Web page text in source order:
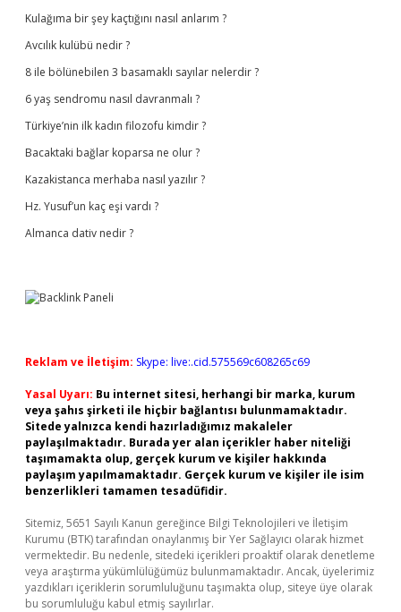
Kulağıma bir şey kaçtığını nasıl anlarım ?
Avcılık kulübü nedir ?
8 ile bölünebilen 3 basamaklı sayılar nelerdir ?
6 yaş sendromu nasıl davranmalı ?
Türkiye’nin ilk kadın filozofu kimdir ?
Bacaktaki bağlar koparsa ne olur ?
Kazakistanca merhaba nasıl yazılır ?
Hz. Yusuf’un kaç eşi vardı ?
Almanca dativ nedir ?
Reklam ve İletişim: Skype: live:.cid.575569c608265c69
Yasal Uyarı: Bu internet sitesi, herhangi bir marka, kurum
veya şahıs şirketi ile hiçbir bağlantısı bulunmamaktadır.
Sitede yalnızca kendi hazırladığımız makaleler
paylaşılmaktadır. Burada yer alan içerikler haber niteliği
taşımamakta olup, gerçek kurum ve kişiler hakkında
paylaşım yapılmamaktadır. Gerçek kurum ve kişiler ile isim
benzerlikleri tamamen tesadüfidir.
Sitemiz, 5651 Sayılı Kanun gereğince Bilgi Teknolojileri ve İletişim
Kurumu (BTK) tarafından onaylanmış bir Yer Sağlayıcı olarak hizmet
vermektedir. Bu nedenle, sitedeki içerikleri proaktif olarak denetleme
veya araştırma yükümlülüğümüz bulunmamaktadır. Ancak, üyelerimiz
yazdıkları içeriklerin sorumluluğunu taşımakta olup, siteye üye olarak
bu sorumluluğu kabul etmiş sayılırlar.